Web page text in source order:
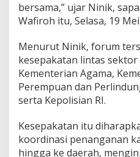
bersama,” ujar Ninik,
Wafiroh itu, Selasa, 19
Menurut Ninik, forum
kesepakatan lintas
Kementerian Agama,
Perempuan dan
serta Kepolisian RI.
Kesepakatan itu
koordinasi penanganan
hingga ke daerah,